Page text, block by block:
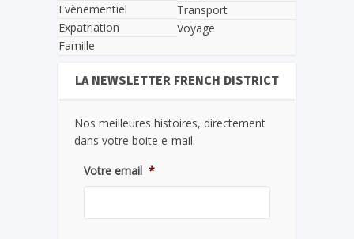
Evènementiel
Expatriation
Famille
Transport
Voyage
LA NEWSLETTER FRENCH DISTRICT
Nos meilleures histoires, directement
dans votre boite e-mail.
Votre email *